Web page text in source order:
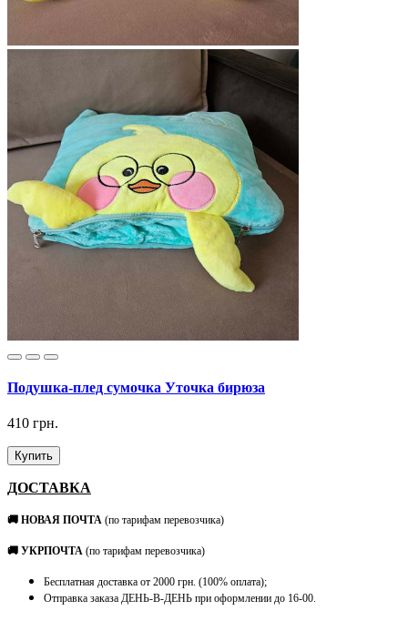
Подушка-плед сумочка Уточка бирюза
410 грн.
Купить
ДОСТАВКА
🚚 НОВАЯ ПОЧТА (по тарифам перевозчика)
🚚 УКРПОЧТА (по тарифам перевозчика)
Бесплатная доставка от 2000 грн. (100% оплата);
Отправка заказа ДЕНЬ-В-ДЕНЬ при оформлении до 16-00.